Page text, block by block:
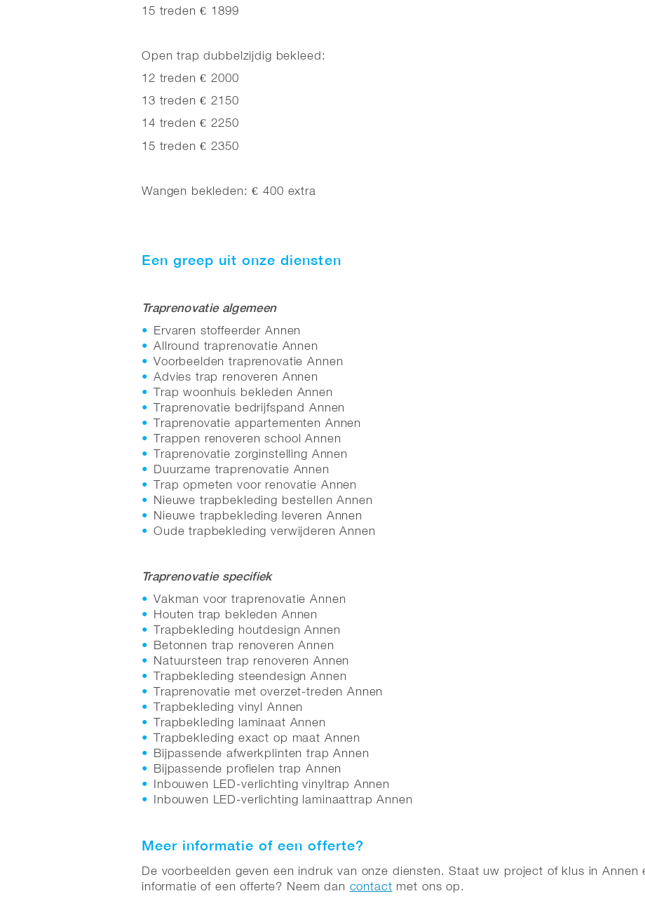
15 treden € 1899
Open trap dubbelzijdig bekleed:
12 treden € 2000
13 treden € 2150
14 treden € 2250
15 treden € 2350
Wangen bekleden: € 400 extra
Een greep uit onze diensten
Traprenovatie algemeen
Ervaren stoffeerder Annen
Allround traprenovatie Annen
Voorbeelden traprenovatie Annen
Advies trap renoveren Annen
Trap woonhuis bekleden Annen
Traprenovatie bedrijfspand Annen
Traprenovatie appartementen Annen
Trappen renoveren school Annen
Traprenovatie zorginstelling Annen
Duurzame traprenovatie Annen
Trap opmeten voor renovatie Annen
Nieuwe trapbekleding bestellen Annen
Nieuwe trapbekleding leveren Annen
Oude trapbekleding verwijderen Annen
Traprenovatie specifiek
Vakman voor traprenovatie Annen
Houten trap bekleden Annen
Trapbekleding houtdesign Annen
Betonnen trap renoveren Annen
Natuursteen trap renoveren Annen
Trapbekleding steendesign Annen
Traprenovatie met overzet-treden Annen
Trapbekleding vinyl Annen
Trapbekleding laminaat Annen
Trapbekleding exact op maat Annen
Bijpassende afwerkplinten trap Annen
Bijpassende profielen trap Annen
Inbouwen LED-verlichting vinyltrap Annen
Inbouwen LED-verlichting laminaattrap Annen
Meer informatie of een offerte?
De voorbeelden geven een indruk van onze diensten. Staat uw project of klus in Annen
informatie of een offerte? Neem dan contact met ons op.